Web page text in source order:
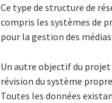
Ce type de structure de
compris les systèmes de
pour la gestion des
Un autre objectif du
révision du système
Toutes les données